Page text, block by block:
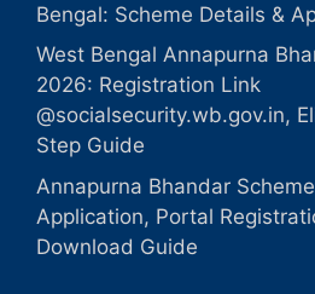
Bengal: Scheme Details &
West Bengal Annapurna
2026: Registration Link
@socialsecurity.wb.gov.in,
Step Guide
Annapurna Bhandar
Application, Portal
Download Guide